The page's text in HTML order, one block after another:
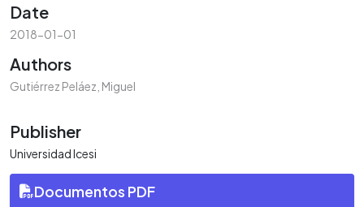
Date
2018-01-01
Authors
Gutiérrez Peláez, Miguel
Publisher
Universidad Icesi
Documentos PDF